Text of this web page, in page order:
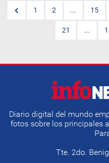
1 2 ... 15
21 ...
Diario digital del mundo
fotos sobre los principales
Tte. 2do.